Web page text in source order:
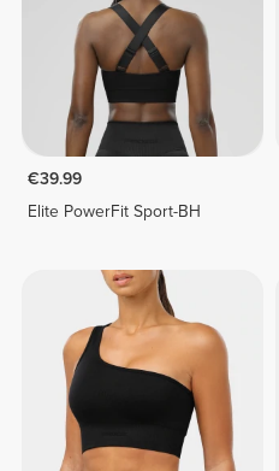
€39.99
Elite PowerFit Sport-BH